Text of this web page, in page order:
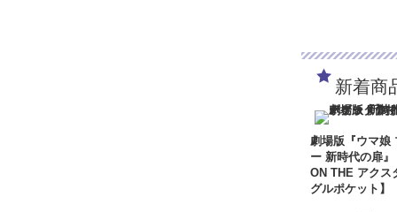
新着商
劇場版『ウマ娘
ー 新時代の扉』
ON THE アクス
グルポケット】